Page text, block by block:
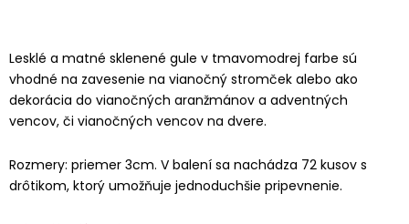
Lesklé a matné sklenené gule v tmavomodrej farbe sú
vhodné na zavesenie na vianočný stromček alebo ako
dekorácia do vianočných aranžmánov a adventných
vencov, či vianočných vencov na dvere.
Rozmery: priemer 3cm. V balení sa nachádza 72 kusov s
drôtikom, ktorý umožňuje jednoduchšie pripevnenie.